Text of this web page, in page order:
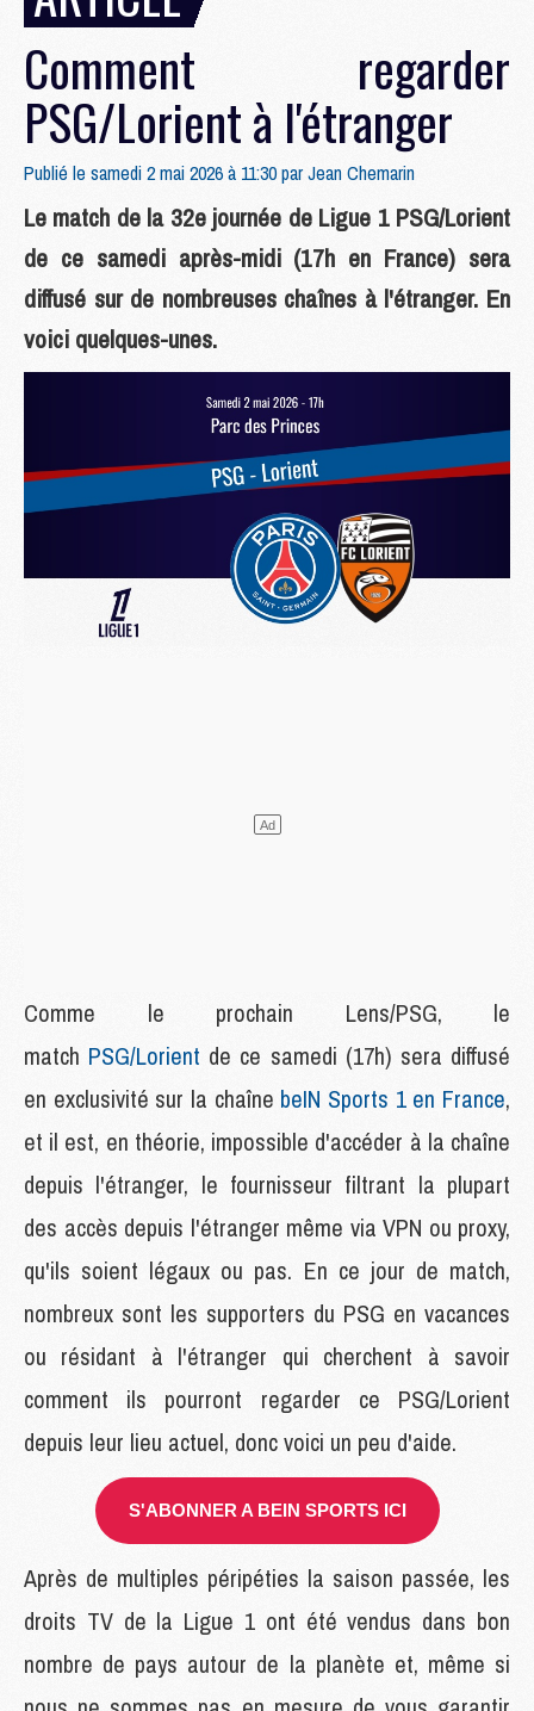
Comment regarder
PSG/Lorient à l'étranger
Publié le samedi 2 mai 2026 à 11:30 parJean Chemarin
Le match de la 32e journée de Ligue 1 PSG/Lorient
de ce samedi après-midi (17h en France) sera
diffusé sur de nombreuses chaînes à l'étranger. En
voici quelques-unes.
Comme le prochain Lens/PSG, le
match PSG/Lorient de ce samedi (17h) sera diffusé
en exclusivité sur la chaîne beIN Sports 1 en France,
et il est, en théorie, impossible d'accéder à la chaîne
depuis l'étranger, le fournisseur filtrant la plupart
des accès depuis l'étranger même via VPN ou proxy,
qu'ils soient légaux ou pas. En ce jour de match,
nombreux sont les supporters du PSG en vacances
ou résidant à l'étranger qui cherchent à savoir
comment ils pourront regarder ce PSG/Lorient
depuis leur lieu actuel, donc voici un peu d'aide.
S'ABONNER A BEIN SPORTS ICI
Après de multiples péripéties la saison passée, les
droits TV de la Ligue 1 ont été vendus dans bon
nombre de pays autour de la planète et, même si